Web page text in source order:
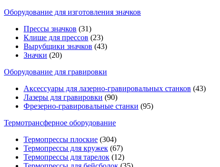
Оборудование для изготовления значков
Прессы значков (31)
Клише для прессов (23)
Вырубщики значков (43)
Значки (20)
Оборудование для гравировки
Аксессуары для лазерно-гравировальных станков (43)
Лазеры для гравировки (90)
Фрезерно-гравировальные станки (95)
Термотрансферное оборудование
Термопрессы плоские (304)
Термопрессы для кружек (67)
Термопрессы для тарелок (12)